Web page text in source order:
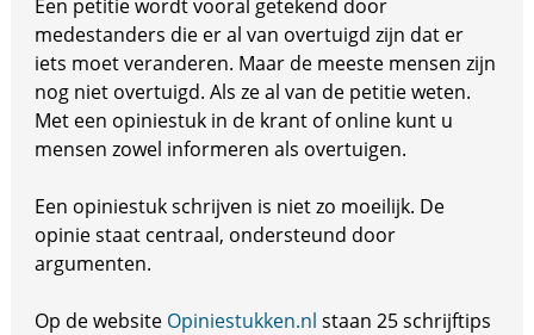
Een petitie wordt vooral getekend door
medestanders die er al van overtuigd zijn dat er
iets moet veranderen. Maar de meeste mensen zijn
nog niet overtuigd. Als ze al van de petitie weten.
Met een opiniestuk in de krant of online kunt u
mensen zowel informeren als overtuigen.
Een opiniestuk schrijven is niet zo moeilijk. De
opinie staat centraal, ondersteund door
argumenten.
Op de website Opiniestukken.nl staan 25 schrijftips